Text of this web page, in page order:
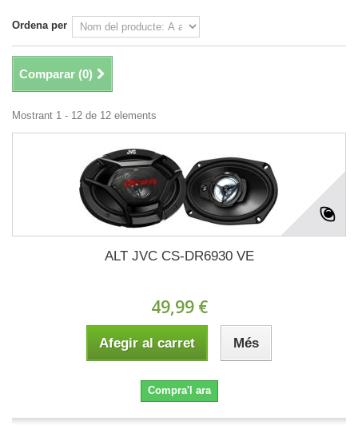
Ordena per
Comparar (0)
Mostrant 1 - 12 de 12 elements
ALT JVC CS-DR6930 VE
49,99 €
Afegir al carret Més
Compra'l ara